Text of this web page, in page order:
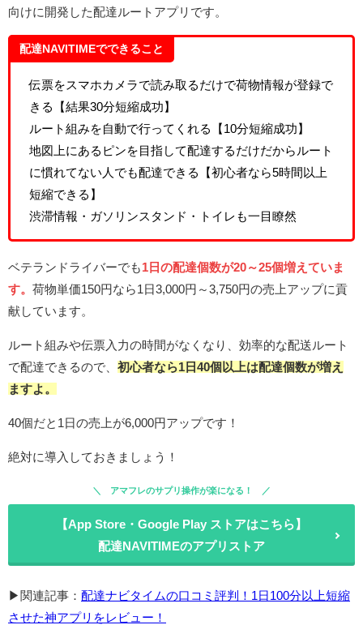
向けに開発した配達ルートアプリです。
配達NAVITIMEでできること
伝票をスマホカメラで読み取るだけで荷物情報が登録で
きる【結果30分短縮成功】
ルート組みを自動で行ってくれる【10分短縮成功】
地図上にあるピンを目指して配達するだけだからルート
に慣れてない人でも配達できる【初心者なら5時間以上
短縮できる】
渋滞情報・ガソリンスタンド・トイレも一目瞭然
ベテランドライバーでも 1日の配達個数が20～25個増えていま
す。 荷物単価150円なら1日3,000円～3,750円の売上アップに貢
献しています。
ルート組みや伝票入力の時間がなくなり、効率的な配送ルート
で配達できるので、 初心者なら1日40個以上は配達個数が増え
ますよ。
40個だと1日の売上が6,000円アップです！
絶対に導入しておきましょう！
アマフレのサプリ操作が楽になる！
【App Store・Google Play ストアはこちら】
配達NAVITIMEのアプリストア
▶関連記事： 配達ナビタイムの口コミ評判！1日100分以上短縮
させた神アプリをレビュー！